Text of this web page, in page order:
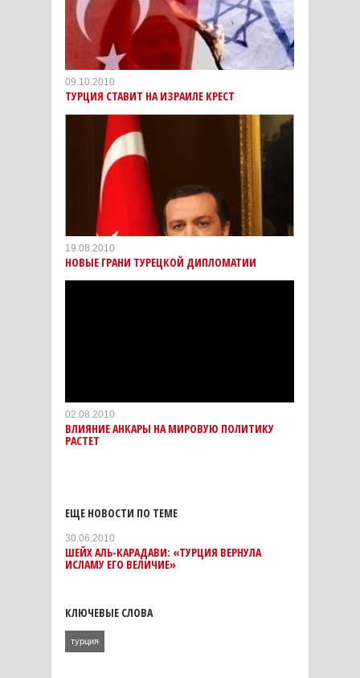
09.10.2010
ТУРЦИЯ СТАВИТ НА ИЗРАИЛЕ КРЕСТ
19.08.2010
НОВЫЕ ГРАНИ ТУРЕЦКОЙ ДИПЛОМАТИИ
02.08.2010
ВЛИЯНИЕ АНКАРЫ НА МИРОВУЮ ПОЛИТИКУ
РАСТЕТ
ЕЩЕ НОВОСТИ ПО ТЕМЕ
30.06.2010
ШЕЙХ АЛЬ-КАРАДАВИ: «ТУРЦИЯ ВЕРНУЛА
ИСЛАМУ ЕГО ВЕЛИЧИЕ»
КЛЮЧЕВЫЕ СЛОВА
турция